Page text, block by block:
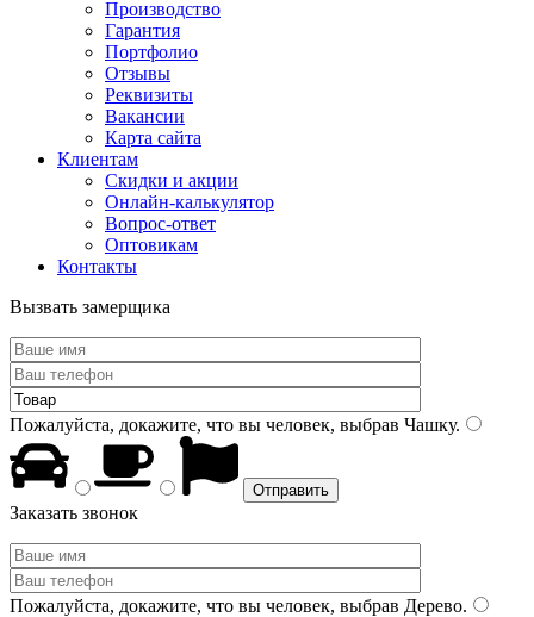
Производство
Гарантия
Портфолио
Отзывы
Реквизиты
Вакансии
Карта сайта
Клиентам
Скидки и акции
Онлайн-калькулятор
Вопрос-ответ
Оптовикам
Контакты
Вызвать замерщика
Пожалуйста, докажите, что вы человек, выбрав Чашку.
Заказать звонок
Пожалуйста, докажите, что вы человек, выбрав Дерево.